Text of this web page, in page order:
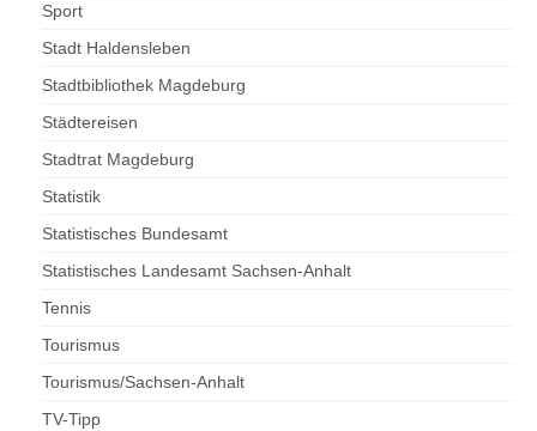
Sport
Stadt Haldensleben
Stadtbibliothek Magdeburg
Städtereisen
Stadtrat Magdeburg
Statistik
Statistisches Bundesamt
Statistisches Landesamt Sachsen-Anhalt
Tennis
Tourismus
Tourismus/Sachsen-Anhalt
TV-Tipp